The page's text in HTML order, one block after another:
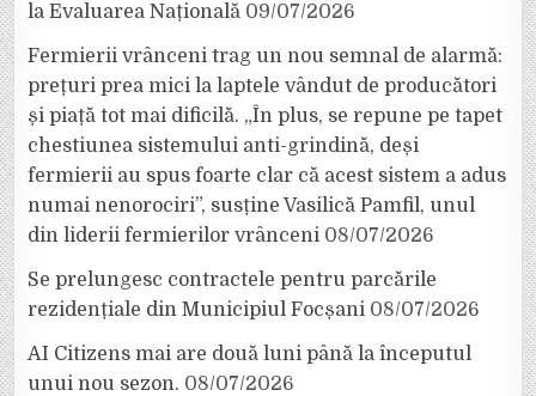
la Evaluarea Națională 09/07/2026
Fermierii vrânceni trag un nou semnal de alarmă:
prețuri prea mici la laptele vândut de producători
și piață tot mai dificilă. „În plus, se repune pe tapet
chestiunea sistemului anti-grindină, deși
fermierii au spus foarte clar că acest sistem a adus
numai nenorociri”, susține Vasilică Pamfil, unul
din liderii fermierilor vrânceni 08/07/2026
Se prelungesc contractele pentru parcările
rezidențiale din Municipiul Focșani 08/07/2026
AI Citizens mai are două luni până la începutul
unui nou sezon. 08/07/2026